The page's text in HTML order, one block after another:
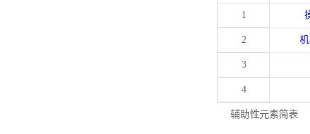
1
2
3
4
辅助性元素简表